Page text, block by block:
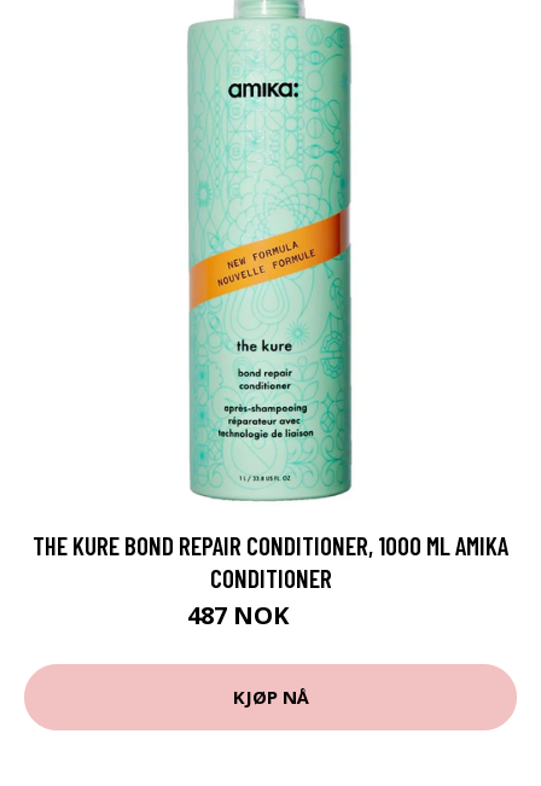
THE KURE BOND REPAIR CONDITIONER, 1000 ML AMIKA
CONDITIONER
487 NOK
KJØP NÅ